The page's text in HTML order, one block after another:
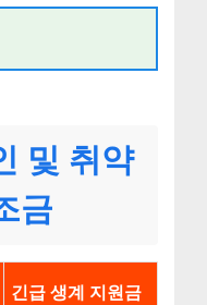
및 취약
금
긴급 생계 지원금